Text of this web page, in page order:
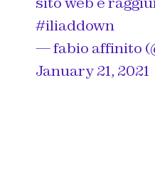
#iliaddown
— fabio affinito
January 21, 2021